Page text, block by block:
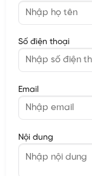
Số điện thoại
Email
Nội dung